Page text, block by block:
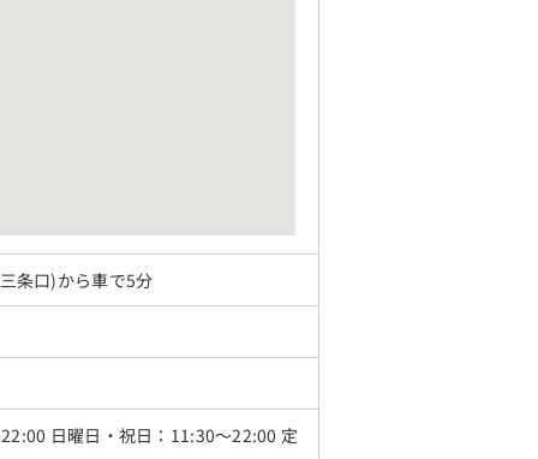
条口)から車で5分
日曜日・祝日：11:30～22:00 定